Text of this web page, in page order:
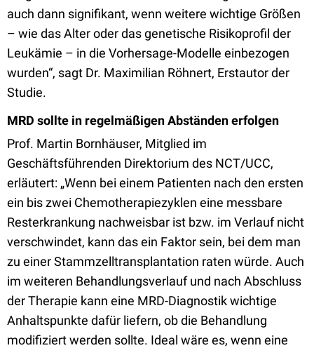
auch dann signifikant, wenn weitere wichtige Größen
– wie das Alter oder das genetische Risikoprofil der
Leukämie – in die Vorhersage-Modelle einbezogen
wurden“, sagt Dr. Maximilian Röhnert, Erstautor der
Studie.
MRD sollte in regelmäßigen Abständen erfolgen
Prof. Martin Bornhäuser, Mitglied im
Geschäftsführenden Direktorium des NCT/UCC,
erläutert: „Wenn bei einem Patienten nach den ersten
ein bis zwei Chemotherapiezyklen eine messbare
Resterkrankung nachweisbar ist bzw. im Verlauf nicht
verschwindet, kann das ein Faktor sein, bei dem man
zu einer Stammzelltransplantation raten würde. Auch
im weiteren Behandlungsverlauf und nach Abschluss
der Therapie kann eine MRD-Diagnostik wichtige
Anhaltspunkte dafür liefern, ob die Behandlung
modifiziert werden sollte. Ideal wäre es, wenn eine